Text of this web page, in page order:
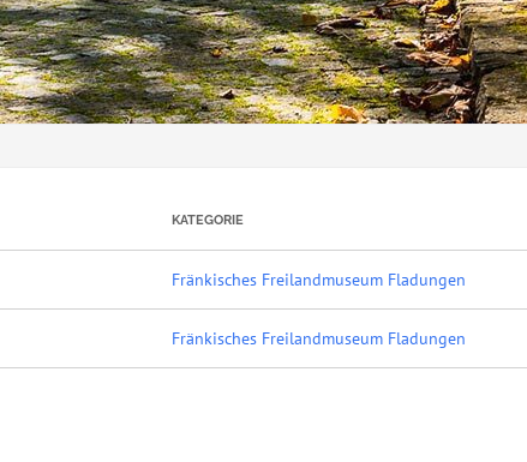
KATEGORIE
Fränkisches Freilandmuseum Fladungen
Fränkisches Freilandmuseum Fladungen